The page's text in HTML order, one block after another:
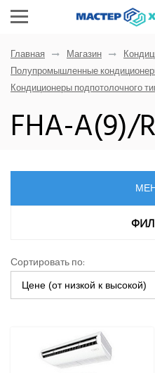
Главная Магазин
Полупромышленные
Кондиционеры подпотолочного
FHA-A(9)/
AUX
Dahatsu
Denko
Euroklimat S.P.A Italy
Gorenje
ДЛИНА ФРЕОНОВОЙ ТРАССЫ,
УРОВЕНЬ ШУМА
Сортировать по:
Цене (от низкой к высокой)